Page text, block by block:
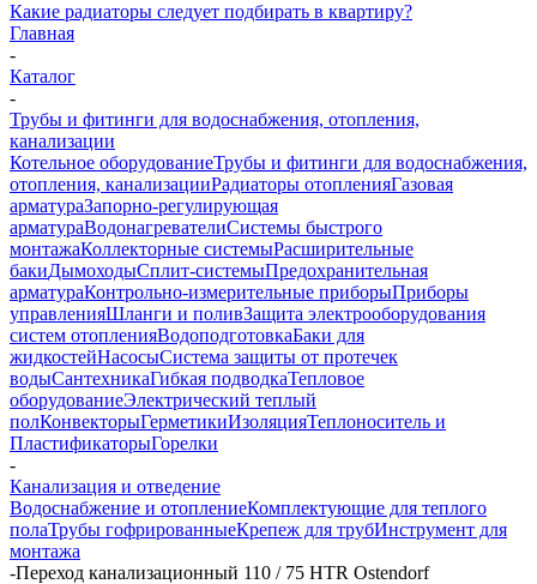
Какие радиаторы следует подбирать в квартиру?
Главная
-
Каталог
-
Трубы и фитинги для водоснабжения, отопления,
канализации
Котельное оборудованиеТрубы и фитинги для водоснабжения,
отопления, канализацииРадиаторы отопленияГазовая
арматураЗапорно-регулирующая
арматураВодонагревателиСистемы быстрого
монтажаКоллекторные системыРасширительные
бакиДымоходыСплит-системыПредохранительная
арматураКонтрольно-измерительные приборыПриборы
управленияШланги и поливЗащита электрооборудования
систем отопленияВодоподготовкаБаки для
жидкостейНасосыСистема защиты от протечек
водыСантехникаГибкая подводкаТепловое
оборудованиеЭлектрический теплый
полКонвекторыГерметикиИзоляцияТеплоноситель и
ПластификаторыГорелки
-
Канализация и отведение
Водоснабжение и отоплениеКомплектующие для теплого
полаТрубы гофрированныеКрепеж для трубИнструмент для
монтажа
-Переход канализационный 110 / 75 HTR Ostendorf